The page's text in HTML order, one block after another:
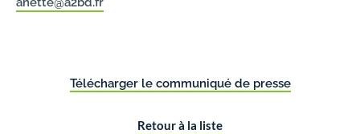
Télécharger le communiqué de presse
Retour à la liste